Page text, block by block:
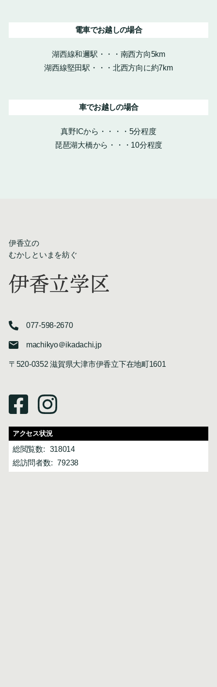
電車でお越しの場合
湖西線和邇駅・・・南西方向5km
湖西線堅田駅・・・北西方向に約7km
車でお越しの場合
真野ICから・・・・5分程度
琵琶湖大橋から・・・10分程度
伊香立の
むかしといまを紡ぐ
伊香立学区
077-598-2670
machikyo＠ikadachi.jp
〒520-0352 滋賀県大津市伊香立下在地町1601
アクセス状況
総閲覧数:
318014
総訪問者数:
79238